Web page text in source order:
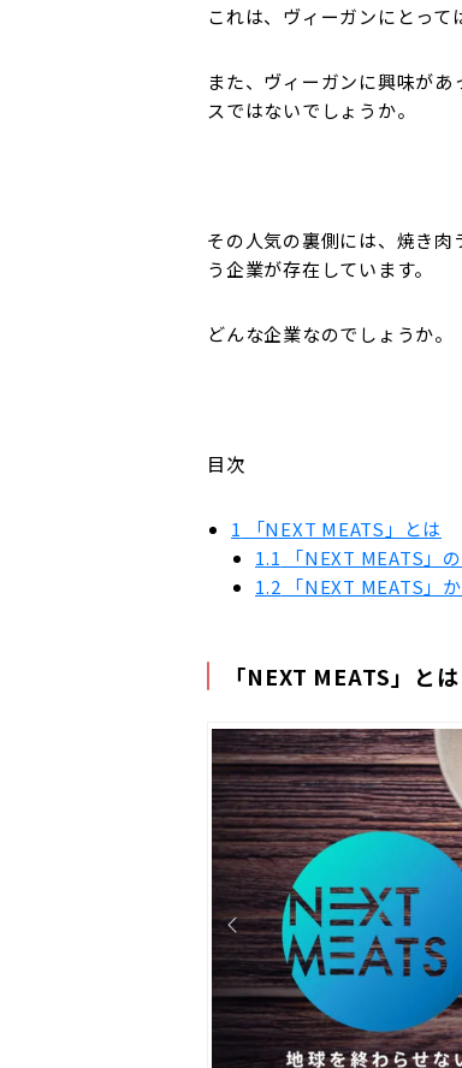
これは、ヴィーガンにとって
また、ヴィーガンに興味が
スではないでしょうか。
その人気の裏側には、焼き
う企業が存在しています。
どんな企業なのでしょうか。
目次
1 「NEXT MEATS」とは
1.1 「NEXT MEATS」
1.2 「NEXT MEATS」
「NEXT MEATS」とは